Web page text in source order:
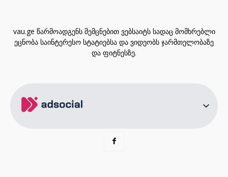
vau.ge წარმოადგენს შემცნებით ვებსაიტს სადაც მომხრებლი
ეცნობა საინტერესო სტატიებსა და ვიდეობს ჯარმთელობაზე
და ფიტნესზე.